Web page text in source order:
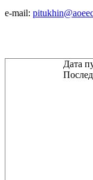
e-mail:
Дата